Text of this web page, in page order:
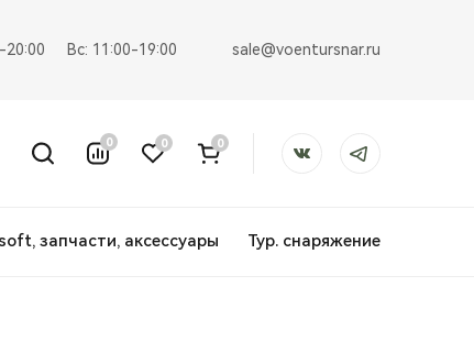
20:00 Вс: 11:00-19:00 sale@voentursnar.ru
0 0 0
запчасти, аксессуары Тур. снаряжение